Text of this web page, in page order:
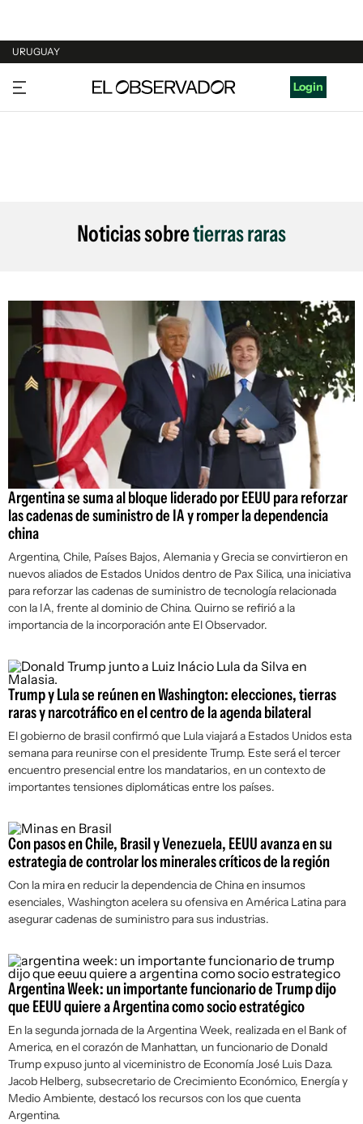
URUGUAY
URUGUAY
ARGENTINA
Login
Noticias sobretierras raras
Argentina se suma al bloque liderado por EEUU para reforzar
las cadenas de suministro de IA y romper la dependencia
china
Argentina, Chile, Países Bajos, Alemania y Grecia se convirtieron en
nuevos aliados de Estados Unidos dentro de Pax Silica, una iniciativa
para reforzar las cadenas de suministro de tecnología relacionada
con la IA, frente al dominio de China. Quirno se refirió a la
importancia de la incorporación ante El Observador.
Trump y Lula se reúnen en Washington: elecciones, tierras
raras y narcotráfico en el centro de la agenda bilateral
El gobierno de brasil confirmó que Lula viajará a Estados Unidos esta
semana para reunirse con el presidente Trump. Este será el tercer
encuentro presencial entre los mandatarios, en un contexto de
importantes tensiones diplomáticas entre los países.
Con pasos en Chile, Brasil y Venezuela, EEUU avanza en su
estrategia de controlar los minerales críticos de la región
Con la mira en reducir la dependencia de China en insumos
esenciales, Washington acelera su ofensiva en América Latina para
asegurar cadenas de suministro para sus industrias.
Argentina Week: un importante funcionario de Trump dijo
que EEUU quiere a Argentina como socio estratégico
En la segunda jornada de la Argentina Week, realizada en el Bank of
America, en el corazón de Manhattan, un funcionario de Donald
Trump expuso junto al viceministro de Economía José Luis Daza.
Jacob Helberg, subsecretario de Crecimiento Económico, Energía y
Medio Ambiente, destacó los recursos con los que cuenta
Argentina.